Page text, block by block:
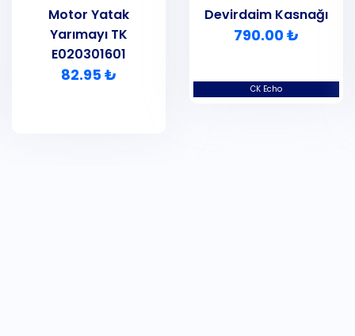
Motor Yatak
Yarımayı TK
E020301601
82.95 ₺
CK Echo
Devirdaim Kasnağı
790.00 ₺